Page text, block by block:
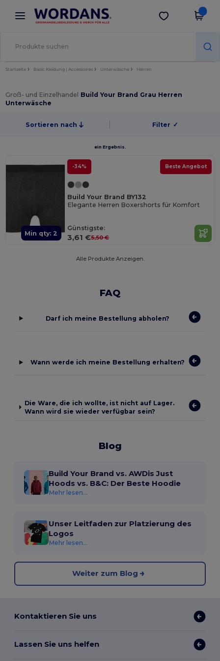
× Wordans App
Bessere Preise in der App!
App holen
Startseite Basic Kleidung | Accessoires Unterwäsche Herren
Groß- und Einzelhandel Build Your Brand Grau Herren
Unterwäsche
Sortieren nach Filter ✓
ein Ergebnis.
Min qty: 2
-34% Beste Angebot
Build Your Brand BY132
Elegante Herren Boxershorts für Komfort
Günstigste:
3,61 €5,50 €
Alle Produkte Anzeigen.
FAQ
Darf ich meine Bestellung abholen?
Wann werde ich meine Bestellung erhalten?
Die Ware, die ich wollte, ist nicht auf Lager.
Wann wird sie wieder verfügbar sein?
Blog
Build Your Brand vs. AWDis Just
Hoods vs. B&C: Der Beste Hoodie
Mehr lesen...
Unser Leitfaden zur Platzierung des
Logos
Mehr lesen...
Weiter zum Blog
Kontaktieren Sie uns
Lassen Sie uns helfen